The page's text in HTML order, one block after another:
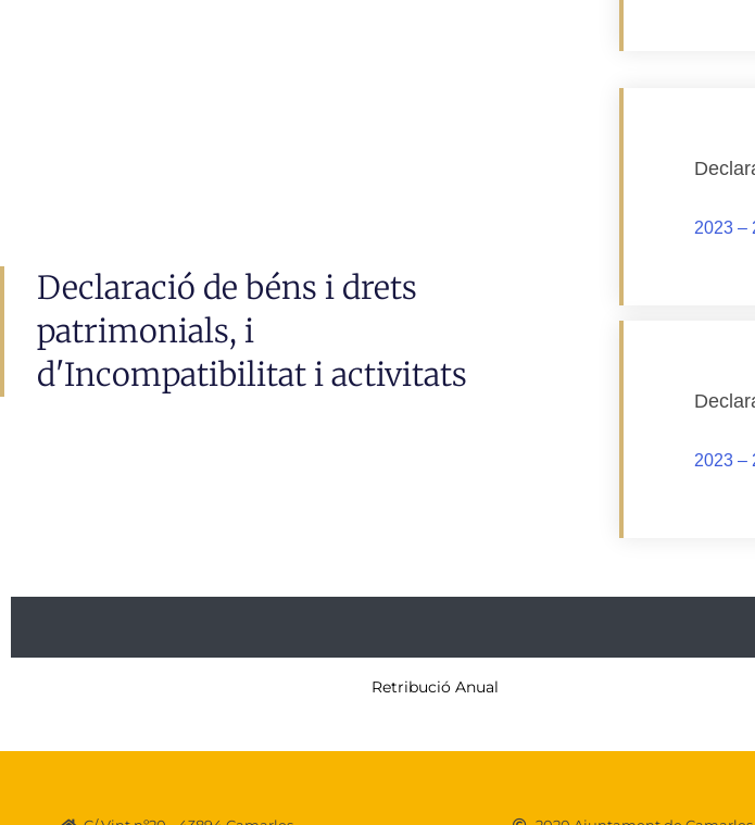
Declaració de béns i drets
patrimonials, i
d'Incompatibilitat i activitats
2023 –
2023 –
Retribució Anual